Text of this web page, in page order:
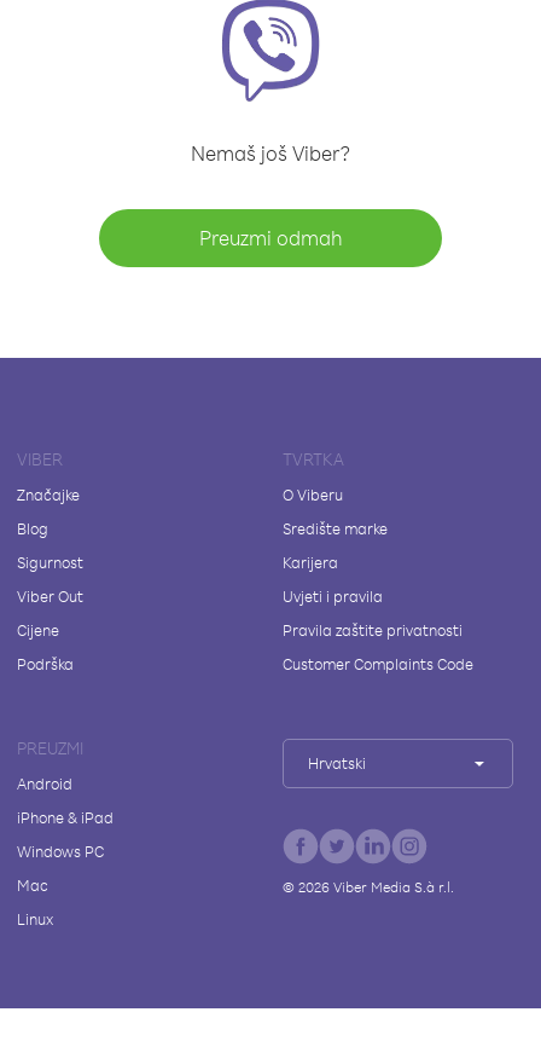
Nemaš još Viber?
Preuzmi odmah
VIBER
Značajke
Blog
Sigurnost
Viber Out
Cijene
Podrška
TVRTKA
O Viberu
Središte marke
Karijera
Uvjeti i pravila
Pravila zaštite privatnosti
Customer Complaints Code
PREUZMI
Android
iPhone & iPad
Windows PC
Mac
Linux
Hrvatski
© 2026Viber Media S.à r.l.